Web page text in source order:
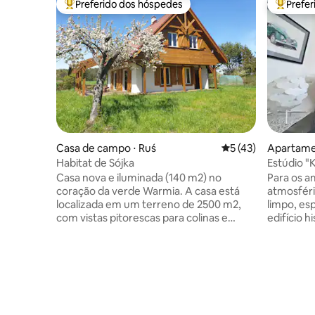
Entre os melhores preferidos dos hóspedes
Preferido dos hóspedes
Casa de campo ⋅ Ruś 5 de uma
5 (43)
Habitat de Sójka
Casa nova e iluminada (140 m2) no
coração da verde Warmia. A casa está
localizada em um terreno de 2500 m2,
com vistas pitorescas para colinas e
Entre
Estúdio
Centro.
Para os
limpo,
edifício